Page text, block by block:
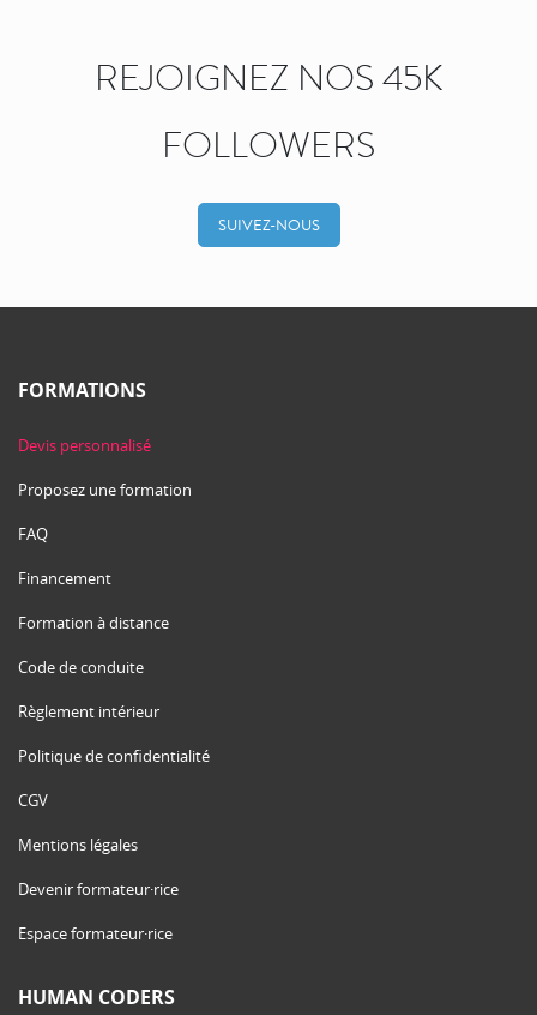
REJOIGNEZ NOS 45K
FOLLOWERS
SUIVEZ-NOUS
FORMATIONS
Devis personnalisé
Proposez une formation
FAQ
Financement
Formation à distance
Code de conduite
Règlement intérieur
Politique de confidentialité
CGV
Mentions légales
Devenir formateur·rice
Espace formateur·rice
HUMAN CODERS